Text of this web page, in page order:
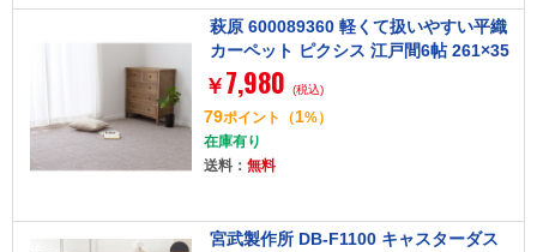
萩原 600089360 軽くて扱いやすい平織
カーペット ピクシス 江戸間6帖 261×35
2 グレージュ
￥ 7,980 (税込)
79ポイント （1%）
在庫有り
送料： 無料
宮武製作所 DB-F1100 キャスターダス